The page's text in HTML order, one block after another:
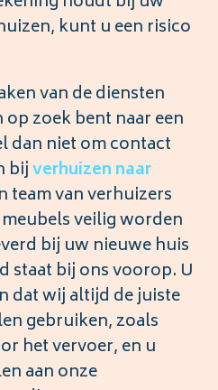
kunt u een risico
van de diensten
zoek bent naar een
dan niet om contact
bijverhuizen naar
team van verhuizers
veilig worden
bij uw nieuwe huis
staat bij ons voorop. U
dat wij altijd de juiste
gebruiken, zoals
het vervoer, en u
aan onze